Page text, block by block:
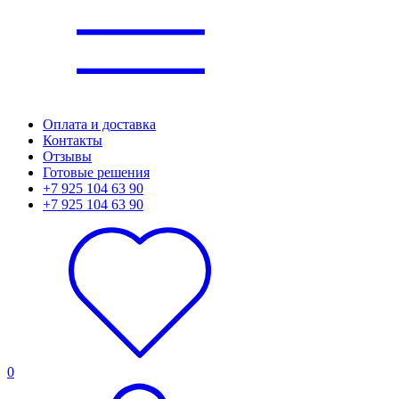
Оплата и доставка
Контакты
Отзывы
Готовые решения
+7 925 104 63 90
+7 925 104 63 90
0